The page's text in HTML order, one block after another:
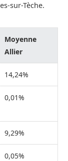
sur-Tèche.
Moyenne
Allier
14,24%
0,01%
9,29%
0,05%